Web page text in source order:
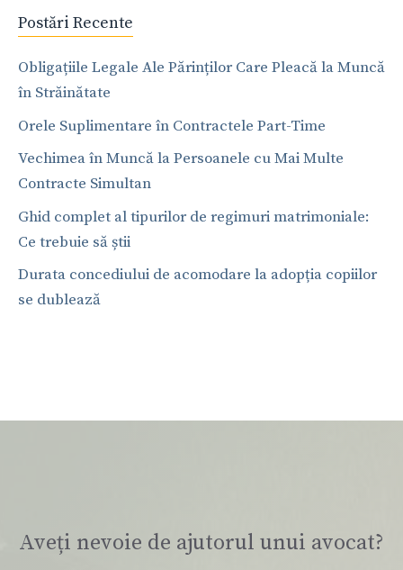
Postări Recente
Obligațiile Legale Ale Părinților Care Pleacă la Muncă
în Străinătate
Orele Suplimentare în Contractele Part-Time
Vechimea în Muncă la Persoanele cu Mai Multe
Contracte Simultan
Ghid complet al tipurilor de regimuri matrimoniale:
Ce trebuie să știi
Durata concediului de acomodare la adopția copiilor
se dublează
Aveți nevoie de ajutorul unui avocat?